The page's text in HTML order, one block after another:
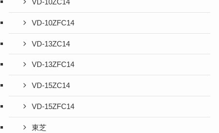
VD-10ZC14
VD-10ZFC14
VD-13ZC14
VD-13ZFC14
VD-15ZC14
VD-15ZFC14
東芝